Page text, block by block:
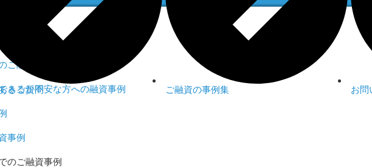
るご質問 ご融資の事例集 お問
買取再販ローン
融資を受けづらい物件
不動産担保商品一覧
日本全国に対応
反社会的勢力に対する基本方
貸金業者としての取り組み
集
ご融資事例
きるか不安な方への融資事例
事例
のご融資事例